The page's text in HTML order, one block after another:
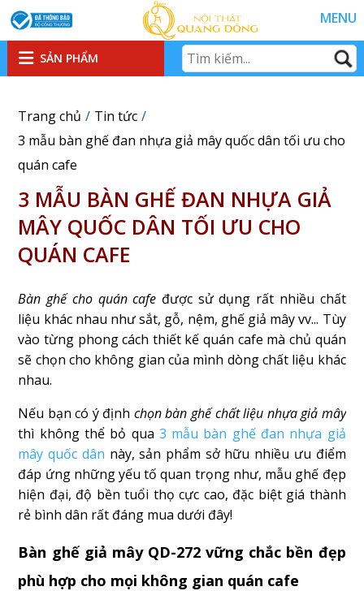
MENU
SẢN PHẨM
Trang chủ
Tin tức
3 mẫu bàn ghế đan nhựa giả mây quốc dân tối ưu cho
quán cafe
3 MẪU BÀN GHẾ ĐAN NHỰA GIẢ
MÂY QUỐC DÂN TỐI ƯU CHO
QUÁN CAFE
Bàn ghế cho quán cafe được sử dụng rất nhiều chất
liệu khác nhau như sắt, gỗ, nệm, ghế giả mây vv... Tùy
vào từng phong cách thiết kế quán cafe mà chủ quán
sẽ chọn cho không gian của mình dòng chất liệu khác
nhau.
Nếu bạn có ý định chọn bàn ghế chất liệu nhựa giả mây
thì không thể bỏ qua 3 mẫu bàn ghế đan nhựa giả
mây quốc dân này, sản phẩm sở hữu nhiều ưu điểm
đáp ứng những yếu tố quan trọng như, mẫu ghế đẹp
hiện đại, độ bền tuổi thọ cực cao, đặc biệt giá thành
rẻ bình dân rất đáng mua dưới đây!
Bàn ghế giả mây QD-272 vững chắc bền đẹp
phù hợp cho mọi không gian quán cafe